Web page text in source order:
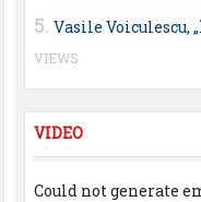
Vasile Voiculescu,
VIEWS
VIDEO
Could not generate